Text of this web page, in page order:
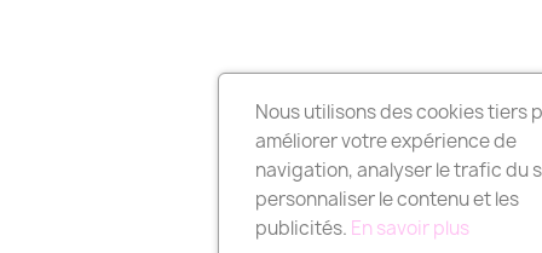
Nous utilisons des cookies tiers
améliorer votre expérience de
navigation, analyser le trafic du
personnaliser le contenu et les
publicités. En savoir plus